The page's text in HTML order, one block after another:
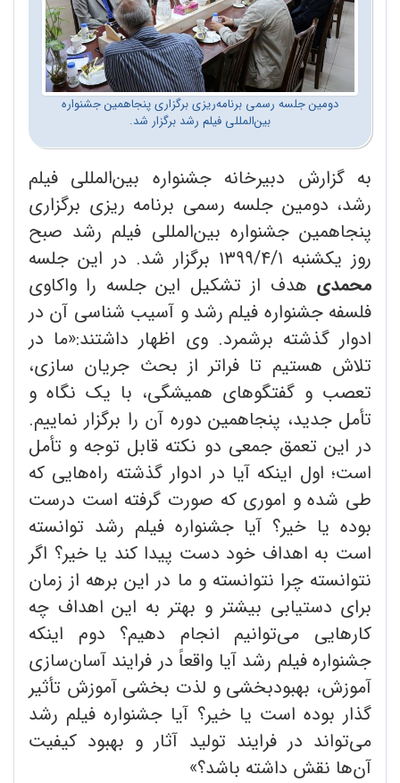
دومین جلسه رسمی برنامه‌ریزی برگزاری پنجاهمین جشنواره
بین‌المللی فیلم رشد برگزار شد.
به گزارش دبیرخانه جشنواره بین‌المللی فیلم
رشد، دومین جلسه رسمی برنامه ریزی برگزاری
پنجاهمین جشنواره بین‌المللی فیلم رشد صبح
روز یکشنبه ۱۳۹۹/۴/۱ برگزار شد. در این جلسه
محمدی هدف از تشکیل این جلسه را واکاوی
فلسفه جشنواره فیلم رشد و آسیب شناسی آن در
ادوار گذشته برشمرد. وی اظهار داشتند:«ما در
تلاش هستیم تا فراتر از بحث جریان سازی،
تعصب و گفتگوهای همیشگی، با یک نگاه و
تأمل جدید، پنجاهمین دوره آن را برگزار نماییم.
در این تعمق جمعی دو نکته قابل توجه و تأمل
است؛ اول اینکه آیا در ادوار گذشته راه‌هایی که
طی شده و اموری که صورت گرفته است درست
بوده یا خیر؟ آیا جشنواره فیلم رشد توانسته
است به اهداف خود دست پیدا کند یا خیر؟ اگر
نتوانسته چرا نتوانسته و ما در این برهه از زمان
برای دستیابی بیشتر و بهتر به این اهداف چه
کارهایی می‌توانیم انجام دهیم؟ دوم اینکه
جشنواره فیلم رشد آیا واقعاً در فرایند آسان‌سازی
آموزش، بهبودبخشی و لذت بخشی آموزش تأثیر
گذار بوده است یا خیر؟ آیا جشنواره فیلم رشد
می‌تواند در فرایند تولید آثار و بهبود کیفیت
آن‌ها نقش داشته باشد؟»